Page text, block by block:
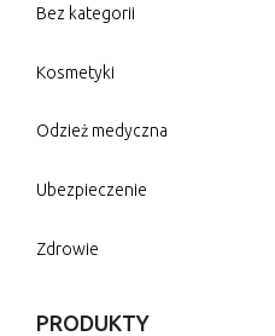
Bez kategorii
Kosmetyki
Odzież medyczna
Ubezpieczenie
Zdrowie
PRODUKTY